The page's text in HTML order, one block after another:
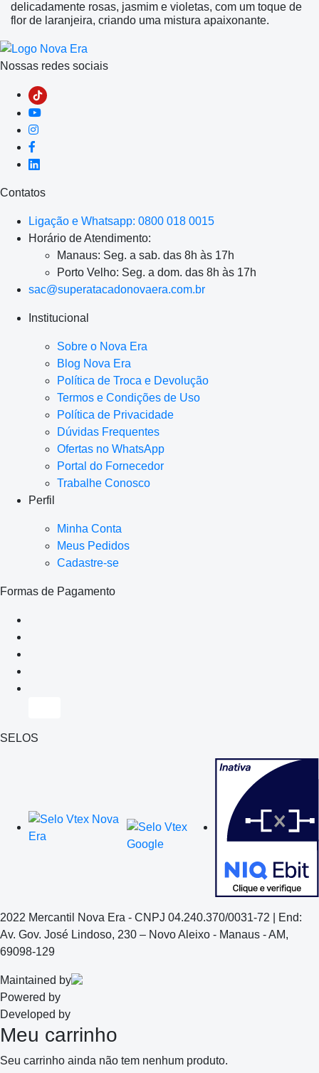
delicadamente rosas, jasmim e violetas, com um toque de
flor de laranjeira, criando uma mistura apaixonante.
Nossas redes sociais
Contatos
Ligação e Whatsapp: 0800 018 0015
Horário de Atendimento:
Manaus: Seg. a sab. das 8h às 17h
Porto Velho: Seg. a dom. das 8h às 17h
sac@superatacadonovaera.com.br
Institucional
Sobre o Nova Era
Blog Nova Era
Política de Troca e Devolução
Termos e Condições de Uso
Política de Privacidade
Dúvidas Frequentes
Ofertas no WhatsApp
Portal do Fornecedor
Trabalhe Conosco
Perfil
Minha Conta
Meus Pedidos
Cadastre-se
Formas de Pagamento
SELOS
2022 Mercantil Nova Era - CNPJ 04.240.370/0031-72 | End:
Av. Gov. José Lindoso, 230 – Novo Aleixo - Manaus - AM,
69098-129
Maintained by
Powered by
Developed by
Meu carrinho
Seu carrinho ainda não tem nenhum produto.